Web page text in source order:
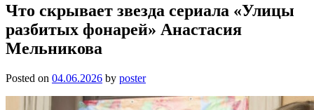
Что скрывает звезда сериала «Улицы
разбитых фонарей» Анастасия
Мельникова
Posted on 04.06.2026 by poster